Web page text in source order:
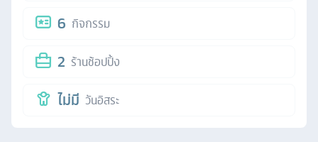
6 กิจกรรม
2 ร้านช้อปปิ้ง
ไม่มี วันอิสระ